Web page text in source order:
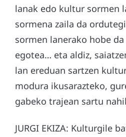
lanak edo kultur sormen
sormena zaila da
sormen lanerako hobe
egotea… eta aldiz,
lan ereduan sartzen
modura ikusarazteko,
gabeko trajean sartu
JURGI EKIZA: Kulturgile